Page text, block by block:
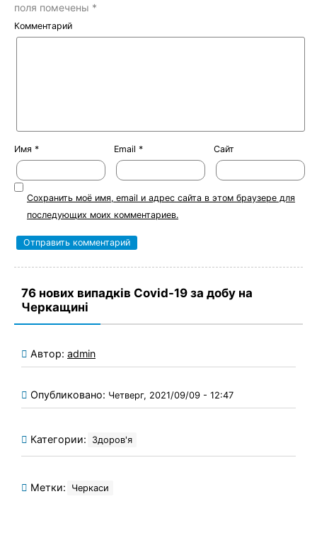
поля помечены *
Комментарий
Имя * Email * Сайт
Сохранить моё имя, email и адрес сайта в этом браузере для
последующих моих комментариев.
76 нових випадків Covid-19 за добу на
Черкащині
Автор: admin
Опубликовано: Четверг, 2021/09/09 - 12:47
Категории: Здоров'я
Метки: Черкаси